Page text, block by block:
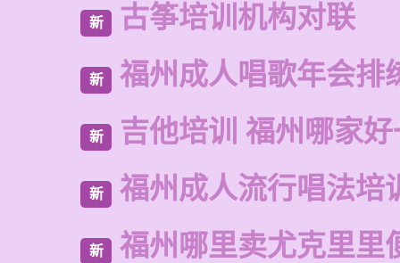
新 古筝培训机构对联
新 福州成人唱歌年会排
新 吉他培训 福州哪家
新 福州成人流行唱法培
新 福州哪里卖尤克里里